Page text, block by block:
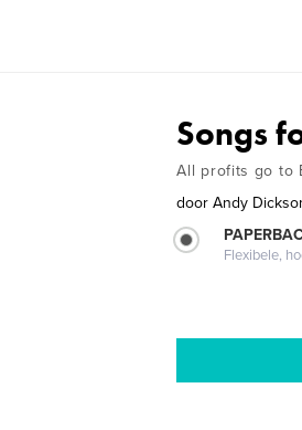
Songs
All profits go to
door Andy
Flexibele,